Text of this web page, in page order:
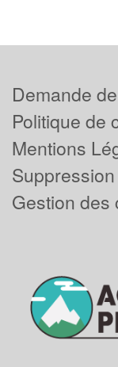
Demande
Politique de
Mentions
Gestion des